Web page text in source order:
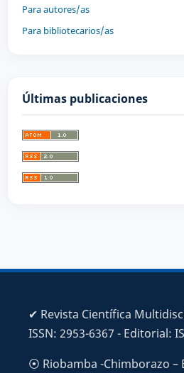
Para autores/as
Para bibliotecarios/as
Últimas publicaciones
✔ Revista Científica
ISSN: 2953-6367 - Editorial:
⦿ Riobamba -Chimborazo